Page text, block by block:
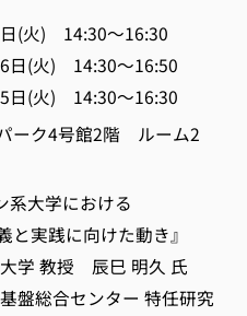
) 14:30～16:30
14:30～16:50
14:30～16:30
ク4号館2階 ルーム2
大学における
に向けた動き』
教授 辰巳 明久 氏
センター 特任研究